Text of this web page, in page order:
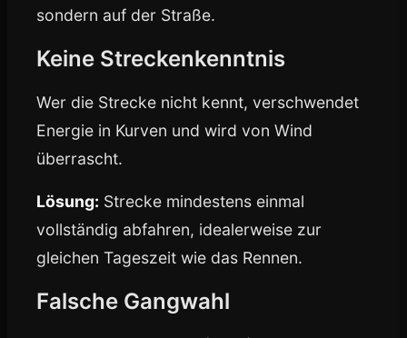
sondern auf der Straße.
Keine Streckenkenntnis
Wer die Strecke nicht kennt, verschwendet
Energie in Kurven und wird von Wind
überrascht.
Lösung: Strecke mindestens einmal
vollständig abfahren, idealerweise zur
gleichen Tageszeit wie das Rennen.
Falsche Gangwahl